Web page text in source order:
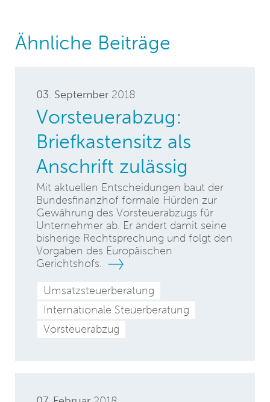
Ähnliche Beiträge
03. September 2018
Vorsteuerabzug:
Briefkastensitz als
Anschrift zulässig
Mit aktuellen Entscheidungen baut der
Bundesfinanzhof formale Hürden zur
Gewährung des Vorsteuerabzugs für
Unternehmer ab. Er ändert damit seine
bisherige Rechtsprechung und folgt den
Vorgaben des Europäischen
Gerichtshofs.
Umsatzsteuerberatung
Internationale Steuerberatung
Vorsteuerabzug